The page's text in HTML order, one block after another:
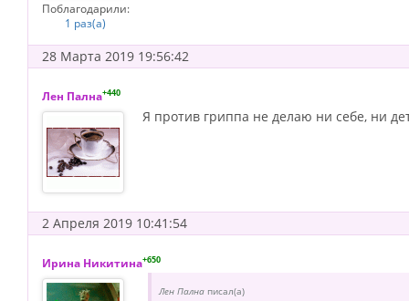
Поблагодарили:
1 раз(а)
28 Марта 2019 19:56:42
Лен Пална+440
Я против гриппа не делаю ни себе, ни
2 Апреля 2019 10:41:54
Ирина Никитина+650
Лен Пална писал(а)